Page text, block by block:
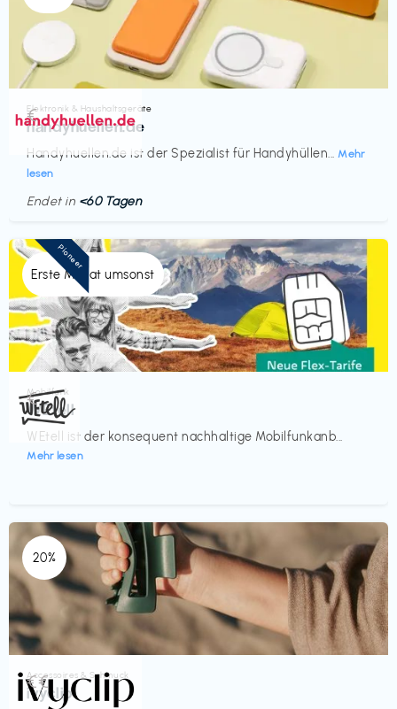
Elektronik & Haushaltsgeräte
handyhuellen.de
Handyhuellen.de ist der Spezialist für Handyhüllen... Mehr
lesen
€‎
Endet in <60 Tagen
Erste Monat umsonst
Mobilfunk
WEtell
WEtell ist der konsequent nachhaltige Mobilfunkanb...
Mehr lesen
€‎
Pioneer
20%
Accessoires & Schmuck
ivyclip
€€‎